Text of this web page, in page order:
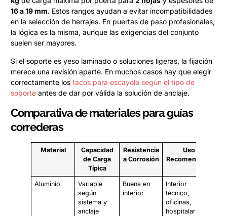
16 a 19 mm. Estos rangos ayudan a evitar incompatibilidades
en la selección de herrajes. En puertas de paso profesionales,
la lógica es la misma, aunque las exigencias del conjunto
suelen ser mayores.
Si el soporte es yeso laminado o soluciones ligeras, la fijación
merece una revisión aparte. En muchos casos hay que elegir
correctamente los tacos para escayola según el tipo de
soporte antes de dar por válida la solución de anclaje.
Comparativa de materiales para guías
correderas
Material
Capacidad
de Carga
Típica
Resistencia
a Corrosión
Uso
Recomendado
Aluminio
Variable
según
sistema y
anclaje
Buena en
interior
Interior
técnico,
oficinas,
hospitalario